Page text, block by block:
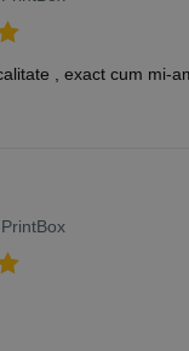
, exact cum mi-